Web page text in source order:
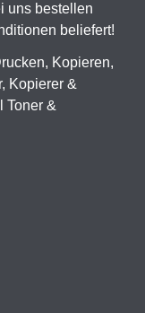
uns bestellen
beliefert!
Kopieren,
Kopierer &
Toner &